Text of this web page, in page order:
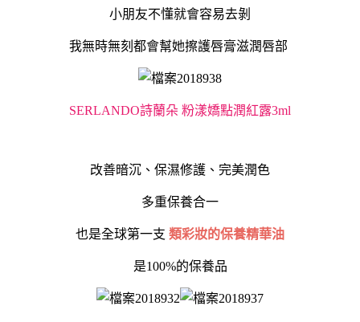
小朋友不懂就會容易去剝
我無時無刻都會幫她擦護唇膏滋潤唇部
SERLANDO詩蘭朵 粉漾嬌點潤紅露3ml
改善暗沉、保濕修護、完美潤色
多重保養合一
也是全球第一支 類彩妝的保養精華油
是100%的保養品